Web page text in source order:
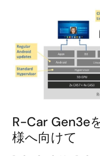
R-Car Gen3e
様へ向けて